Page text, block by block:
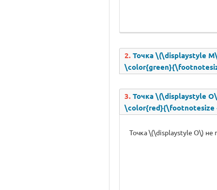
2. Точка \(\displaystyle
3. Точка \(\displaystyle
\color{red}{\footnotesize
Точка \(\displaystyle O\) не